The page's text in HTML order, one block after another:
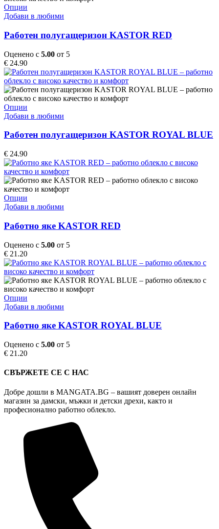
the
product
Опции
product
multiple
variants.
options
be
chosen
on
the
product
page
Добави в любими
Работен полугащеризон KASTOR RED
Оценено с 5.00 от 5
€ 24.90
Опции
product
multiple
The
options
may
be
chosen
the
product
Добави в любими
Работен полугащеризон KASTOR ROYAL BLUE
€ 24.90
Опции
product
multiple
variants.
options
be
chosen
on
the
product
page
Добави в любими
Работно яке KASTOR RED
Оценено с 5.00 от 5
€ 21.20
Опции
product
multiple
The
options
be
chosen
the
product
page
Добави в любими
Работно яке KASTOR ROYAL BLUE
Оценено с 5.00 от 5
€ 21.20
СВЪРЖЕТЕ СЕ С НАС
Добре дошли в MANGATA.BG – вашият доверен онлайн
магазин за дамски, мъжки и детски дрехи, както и
професионално работно облекло.